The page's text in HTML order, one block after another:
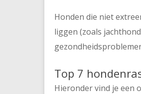
Honden die niet
liggen (zoals
Top 7
Hieronder vind je een